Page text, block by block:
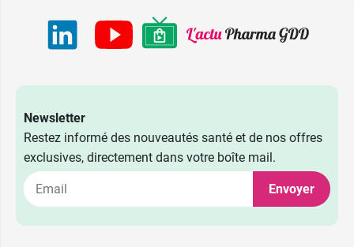
Newsletter
Restez informé des nouveautés santé et de nos offres
exclusives, directement dans votre boîte mail.
Envoyer